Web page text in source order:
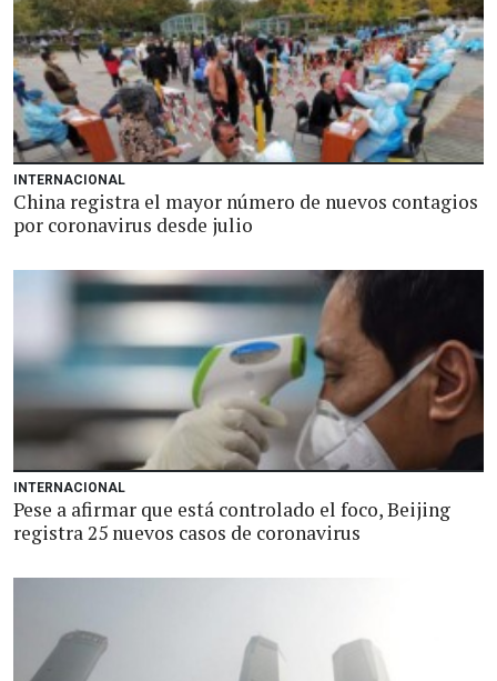
INTERNACIONAL
China registra el mayor número de nuevos contagios
por coronavirus desde julio
INTERNACIONAL
Pese a afirmar que está controlado el foco, Beijing
registra 25 nuevos casos de coronavirus